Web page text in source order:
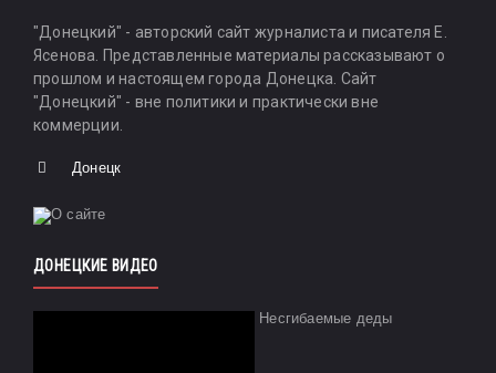
"Донецкий" - авторский сайт журналиста и писателя Е.
Ясенова. Представленные материалы рассказывают о
прошлом и настоящем города Донецка. Сайт
"Донецкий" - вне политики и практически вне
коммерции.
Донецк
ДОНЕЦКИЕ ВИДЕО
Несгибаемые деды